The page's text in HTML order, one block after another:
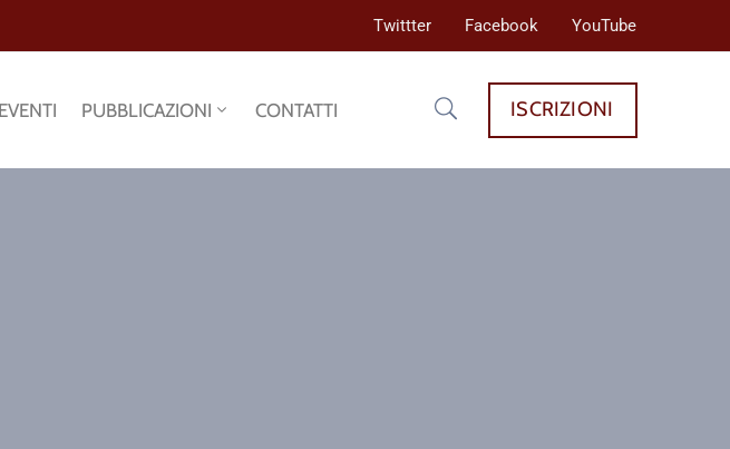
Twittter Facebook YouTube
EVENTI PUBBLICAZIONI CONTATTI ISCRIZIONI